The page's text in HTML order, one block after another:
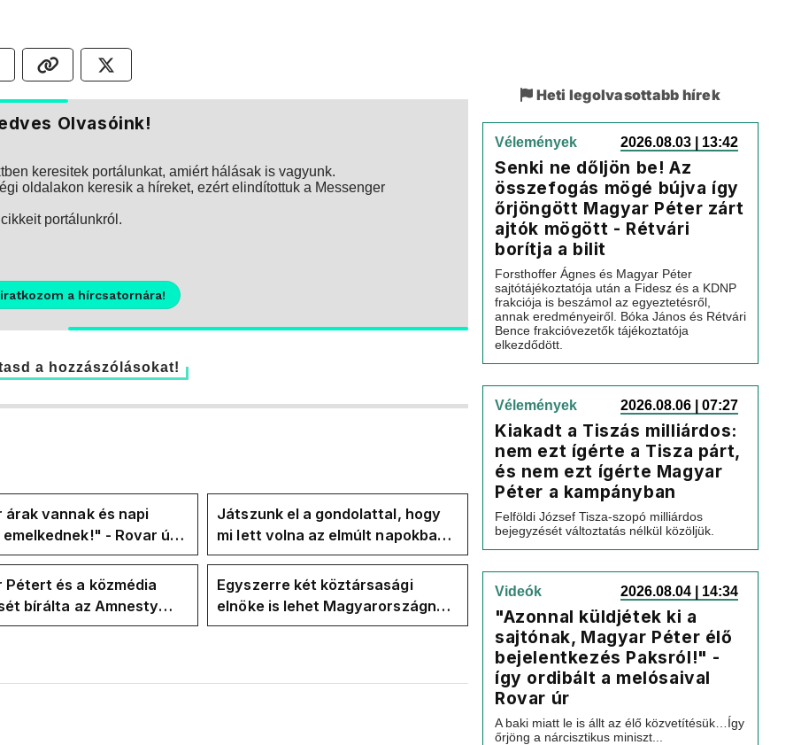
Olvasóink!
keresitek portálunkat, amiért hálásak is vagyunk.
oldalakon keresik a híreket, ezért elindítottuk a Messenger
portálunkról.
a hírcsatornára!
a hozzászólásokat!
árak vannak és napi
- Rovar úr
oldalán lázadnak a
Játszunk el a gondolattal, hogy
mi lett volna az elmúlt napokban
rezsicsökkentés nélkül
Pétert és a közmédia
bírálta az Amnesty
a Klubrádióban
Egyszerre két köztársasági
elnöke is lehet Magyarországnak
jövő hétre
Heti legolvasottabb hírek
Vélemények 2026.08.03 | 13:42
Senki ne dőljön be! Az
összefogás mögé bújva így
őrjöngött Magyar Péter zárt
ajtók mögött - Rétvári
borítja a bilit
Forsthoffer Ágnes és Magyar Péter
sajtótájékoztatója után a Fidesz és a KDNP
frakciója is beszámol az egyeztetésről,
annak eredményeiről. Bóka János és Rétvári
Bence frakcióvezetők tájékoztatója
elkezdődött.
Vélemények 2026.08.06 | 07:27
Kiakadt a Tiszás milliárdos:
nem ezt ígérte a Tisza párt,
és nem ezt ígérte Magyar
Péter a kampányban
Felföldi József Tisza-szopó milliárdos
bejegyzését változtatás nélkül közöljük.
Videók 2026.08.04 | 14:34
"Azonnal küldjétek ki a
sajtónak, Magyar Péter élő
bejelentkezés Paksról!" -
így ordibált a melósaival
Rovar úr
A baki miatt le is állt az élő közvetítésük…Így
őrjöng a nárcisztikus miniszt...